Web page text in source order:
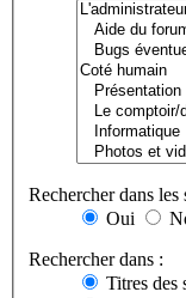
Rechercher dans les
Oui
Rechercher dans :
Titres des